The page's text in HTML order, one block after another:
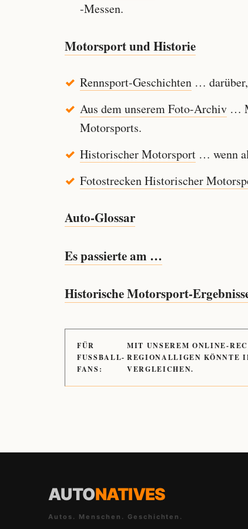
-Messen.
Motorsport und Historie
Rennsport-Geschichten… darüber,
Aus dem unserem Foto-Archiv…
Motorsports.
Historischer Motorsport… wenn
Fotostrecken Historischer
Auto-Glossar
Es passierte am …
Historische Motorsport-
FÜR
FUSSBALL-
FANS:
MIT UNSEREM ONLINE-
REGIONALLIGEN KÖNNTE
VERGLEICHEN.
AUTONATIVES
Autos. Menschen. Geschichten.